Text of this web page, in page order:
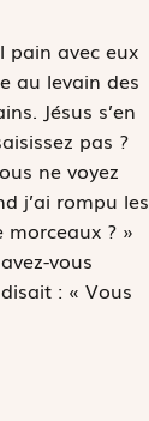
pain avec eux
au levain des
Jésus s’en
pas ?
ne voyez
j’ai rompu les
? »
vous
: « Vous